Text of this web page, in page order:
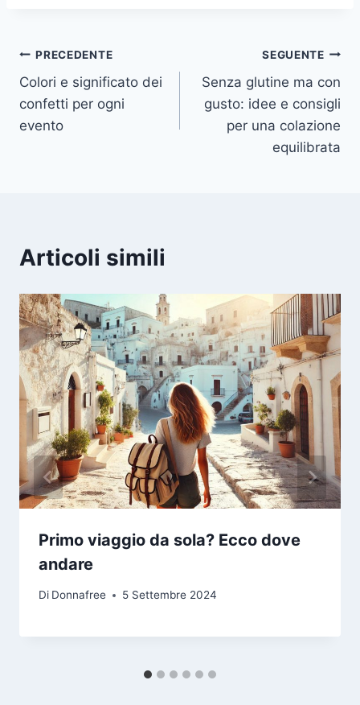
Navigazione
articoli
PRECEDENTE
Colori e significato dei
confetti per ogni
evento
SEGUENTE
Senza glutine ma con
gusto: idee e consigli
per una colazione
equilibrata
Articoli simili
Primo viaggio da sola? Ecco dove
andare
Di Donnafree 5 Settembre 2024